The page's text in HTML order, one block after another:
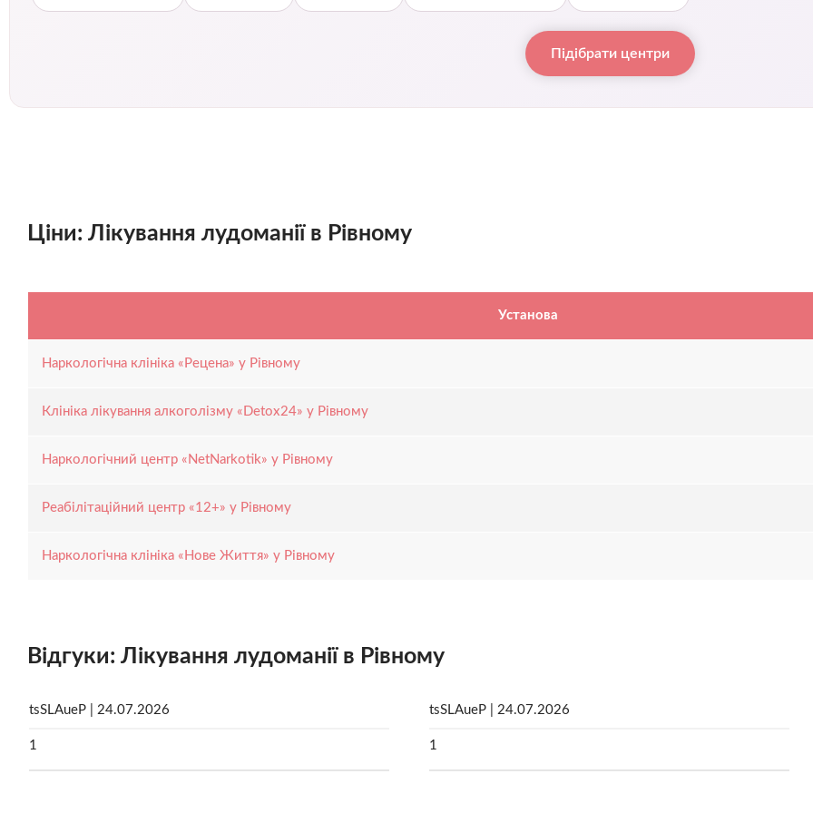
Підібрати центри
Ціни: Лікування лудоманії в Рівному
Установа
Наркологічна клініка «Рецена» у Рівному
Клініка лікування алкоголізму «Detox24» у Рівному
Наркологічний центр «NetNarkotik» у Рівному
Реабілітаційний центр «12+» у Рівному
Наркологічна клініка «Нове Життя» у Рівному
Відгуки: Лікування лудоманії в Рівному
tsSLAueP | 24.07.2026
1
tsSLAueP | 24.07.2026
1